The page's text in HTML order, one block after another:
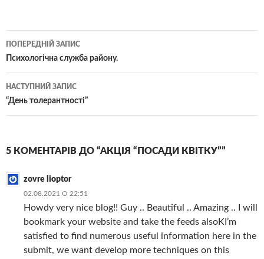
Навігація
по
записам
ПОПЕРЕДНІЙ ЗАПИС
Психологічна служба району.
НАСТУПНИЙ ЗАПИС
“День толерантності”
5 КОМЕНТАРІВ ДО “АКЦІЯ “ПОСАДИ КВІТКУ””
zovre lioptor
02.08.2021 О 22:51
Howdy very nice blog!! Guy .. Beautiful .. Amazing .. I will
bookmark your website and take the feeds alsoKI’m
satisfied to find numerous useful information here in the
submit, we want develop more techniques on this